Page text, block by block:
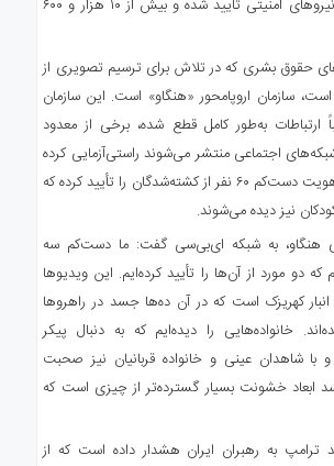
معترض و ۴۸ نفر از نیروهای امنیتی تأیید شده و بیش از ۱۰ هزار و ۶۰۰
حقوق بشری که در تلاش برای ترسیم تصویری از
سازمان اروپامحور «هنگاو» است. این سازمان
ارتباطات به‌طور کامل قطع شده، برخی از معدود
اجتماعی منتشر می‌شوند راستی‌آزمایی کرده
است. هنگاو تاکنون هویت دست‌کم ۶۰ نفر از کشته‌شدگان را تأیید کرده که
نیز دیده می‌شوند.
هنگاو، به شبکه ای‌بی‌سی گفت: ما دست‌کم سه
که دو مورد از آن‌ها را تأیید کرده‌ایم. این ویدیوها
کهریزک است که در آن ده‌ها جسد در راهروها
خانواده‌هایی را دیده‌ایم که به دنبال پیکر
با شاهدان عینی و خانواده قربانیان نیز صحبت
ابعاد خشونت بسیار گسترده‌تر از چیزی است که
ترامپ به رهبران ایران هشدار داده است که از